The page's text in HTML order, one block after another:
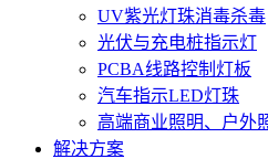
UV紫光灯珠消毒杀毒
光伏与充电桩指示灯
PCBA线路控制灯板
汽车指示LED灯珠
高端商业照明、户外
解决方案